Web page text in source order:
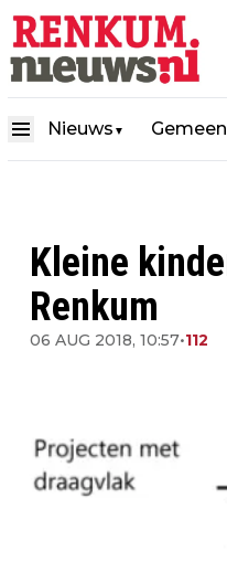
Nieuws ▼
Kleine
Renkum
06 AUG 2018, 10:57•112